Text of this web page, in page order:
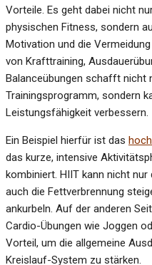
Vorteile. Es geht dabei nicht
physischen Fitness, sondern
Motivation und die
von Krafttraining,
Balanceübungen schafft nicht
Trainingsprogramm, sondern
Leistungsfähigkeit verbessern.
Ein Beispiel hierfür ist das
das kurze, intensive
kombiniert. HIIT kann nicht
auch die Fettverbrennung
ankurbeln. Auf der anderen
Cardio-Übungen wie Joggen
Vorteil, um die allgemeine
Kreislauf-System zu stärken.